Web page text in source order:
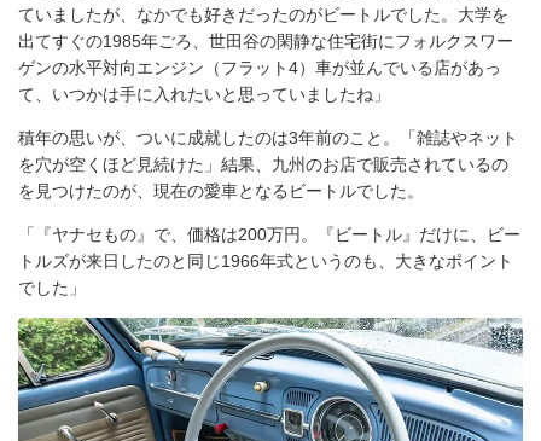
ていましたが、なかでも好きだったのがビートルでした。大学を
出てすぐの1985年ごろ、世田谷の閑静な住宅街にフォルクスワー
ゲンの水平対向エンジン（フラット4）車が並んでいる店があっ
て、いつかは手に入れたいと思っていましたね」
積年の思いが、ついに成就したのは3年前のこと。「雑誌やネット
を穴が空くほど見続けた」結果、九州のお店で販売されているの
を見つけたのが、現在の愛車となるビートルでした。
「『ヤナセもの』で、価格は200万円。『ビートル』だけに、ビー
トルズが来日したのと同じ1966年式というのも、大きなポイント
でした」